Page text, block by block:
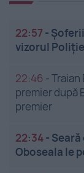
22:57 -
vizorul
22:46 -
premier după
premier
22:34-
Oboseala le